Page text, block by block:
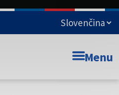
Prešovského
Menu